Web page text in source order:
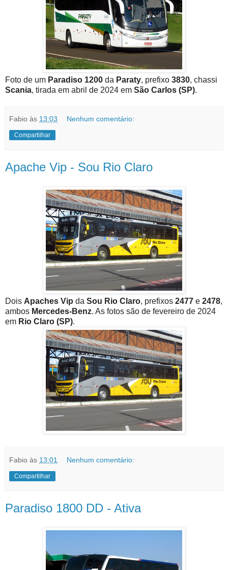
Foto de um Paradiso 1200 da Paraty, prefixo 3830, chassi
Scania, tirada em abril de 2024 em São Carlos (SP).
Fabio às 13:03 Nenhum comentário:
Compartilhar
Apache Vip - Sou Rio Claro
Dois Apaches Vip da Sou Rio Claro, prefixos 2477 e 2478,
ambos Mercedes-Benz. As fotos são de fevereiro de 2024
em Rio Claro (SP).
Fabio às 13:01 Nenhum comentário:
Compartilhar
Paradiso 1800 DD - Ativa